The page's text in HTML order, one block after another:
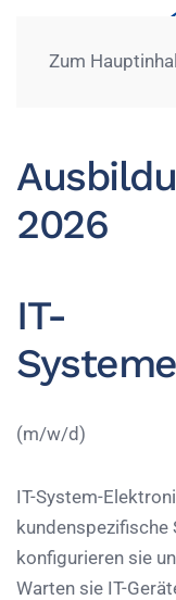
Zum
2026
IT-
(m/w/d)
IT-System-
kundenspezifische
konfigurieren sie
Warten sie IT-